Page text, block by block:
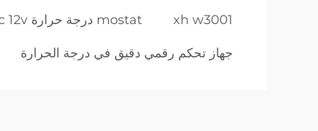
xh w3001 mostat درجة حرارة dc 12v
جهاز تحكم رقمي دقيق في درجة الحرارة